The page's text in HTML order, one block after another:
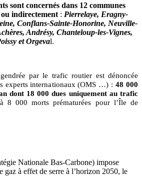
sont concernés dans 12 communes
indirectement : Pierrelaye, Eragny-
Conflans-Sainte-Honorine, Neuville-
Andrésy, Chanteloup-les-Vignes,
et Orgeval.
par le trafic routier est dénoncée
experts internationaux (OMS …) :48 000
dont 18 000 dues uniquement au trafic
8 000 morts prématurées pour l’Île de
Nationale Bas-Carbone) impose
gaz à effet de serre à l’horizon 2050, le